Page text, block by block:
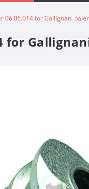
06.06.014 for Gallignani
for